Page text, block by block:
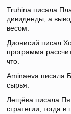
Truhina
дивиденды, а
весом.
Дионисий
программа
что.
Aminaeva
сырья.
Лещёва
стратегии, тогда в